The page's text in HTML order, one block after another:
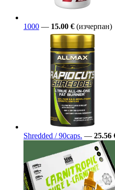
1000 — 15.00 € (изчерпан)
Shredded / 90caps. — 25.56